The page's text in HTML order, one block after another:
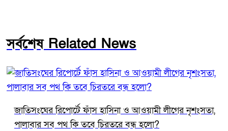
সর্বশেষ Related News
জাতিসংঘের রিপোর্টে ফাঁস হাসিনা ও আওয়ামী লীগের নৃশংসতা,
পালাবার সব পথ কি তবে চিরতরে বন্ধ হলো?